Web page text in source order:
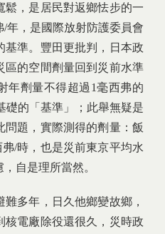
鬆，是居民對返鄉怯步的一
年，是國際放射防護委員會
基準。豐田更批判，日本政
區的空間劑量回到災前水準
年劑量不得超過1毫西弗的
礎的「基準」；此舉無疑是
題，實際測得的劑量：飯
/時，也是災前東京平均水
自是理所當然。
多年，日久他鄉變故鄉，
核電廠除役還很久，災時政